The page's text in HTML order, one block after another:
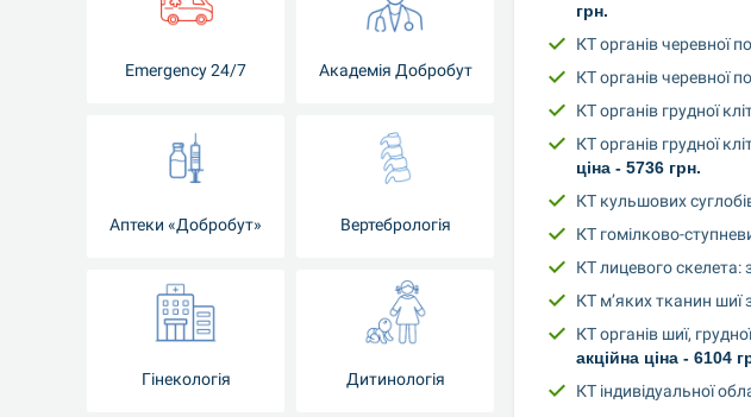
Emergency 24/7 Академія Добробут
Аптеки «Добробут» Вертебрологія
Гінекологія Дитинологія
грн.
КТ органів черевної
КТ органів черевної
КТ органів грудної
КТ органів грудної
ціна - 5736 грн.
КТ кульшових
КТ гомілково-
КТ лицевого скелета:
КТ м’яких тканин шиї
акційна ціна - 6104
КТ індивідуальної